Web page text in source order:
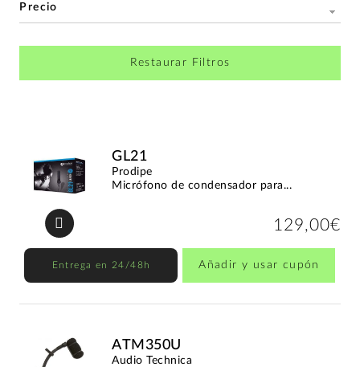
Precio
Restaurar Filtros
GL21
Prodipe
Micrófono de condensador para...
129,00€
Entrega en 24/48h Añadir y usar cupón
ATM350U
Audio Technica